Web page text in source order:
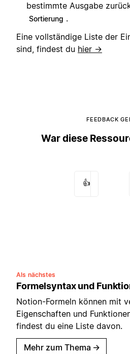
bestimmte Ausgabe
Sortierung .
Eine vollständige Liste der
sind, findest du hier →
FEEDBACK
War diese
👍
Als nächstes
Formelsyntax und
Notion-Formeln können mit
Eigenschaften und
findest du eine Liste davon.
Mehr zum Thema →